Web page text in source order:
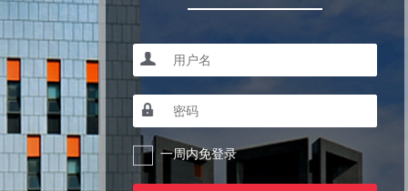
一周内免登录